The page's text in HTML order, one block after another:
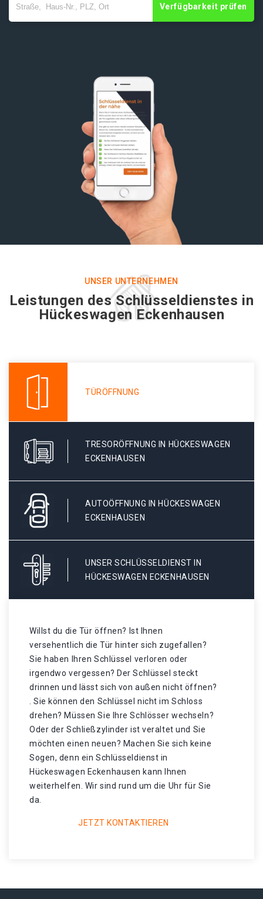
Verfügbarkeit prüfen
UNSER UNTERNEHMEN
Leistungen des Schlüsseldienstes in
Hückeswagen Eckenhausen
TÜRÖFFNUNG
TRESORÖFFNUNG IN HÜCKESWAGEN
ECKENHAUSEN
AUTOÖFFNUNG IN HÜCKESWAGEN
ECKENHAUSEN
UNSER SCHLÜSSELDIENST IN
HÜCKESWAGEN ECKENHAUSEN
Willst du die Tür öffnen? Ist Ihnen
versehentlich die Tür hinter sich zugefallen?
Sie haben Ihren Schlüssel verloren oder
irgendwo vergessen? Der Schlüssel steckt
drinnen und lässt sich von außen nicht öffnen?
. Sie können den Schlüssel nicht im Schloss
drehen? Müssen Sie Ihre Schlösser wechseln?
Oder der Schließzylinder ist veraltet und Sie
möchten einen neuen? Machen Sie sich keine
Sogen, denn ein Schlüsseldienst in
Hückeswagen Eckenhausen kann Ihnen
weiterhelfen. Wir sind rund um die Uhr für Sie
da.
JETZT KONTAKTIEREN